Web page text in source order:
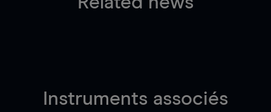
Instruments associés